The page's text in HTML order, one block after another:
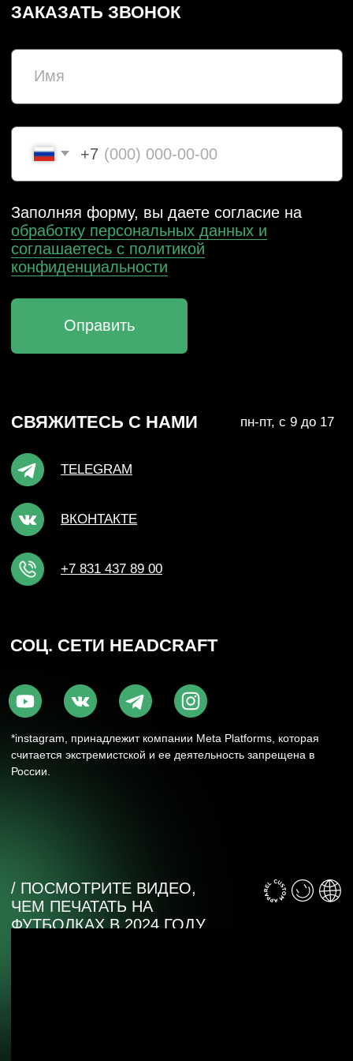
НУЖНО СРОЧНО?
TELEGRAM ВКОНТАКТЕ
Подписаться на рассылку! Будте
в курсе акций и скидок!
ПО БУДНЯМ С 09:00 ДО 18:00
+7 (831) 437-89-00